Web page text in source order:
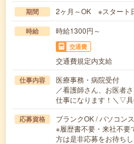
期間 2ヶ月～OK ※スタート
時給 時給1300円～
交通費
交通費規定内支給
仕事内容
医療事務・病院受付
／看護師さん、お医者
仕事になります！＼▽
応募資格
ブランクOK / パソコン
※履歴書不要・来社不要
方は是非応募をお待ち